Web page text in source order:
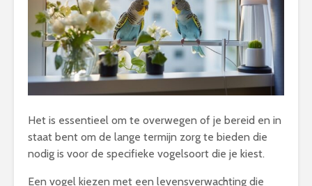
Het is essentieel om te overwegen of je bereid en in
staat bent om de lange termijn zorg te bieden die
nodig is voor de specifieke vogelsoort die je kiest.
Een vogel kiezen met een levensverwachting die